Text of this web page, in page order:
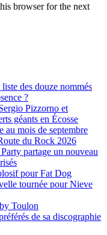
browser for the next
des douze nommés
?
Pizzorno et
géants en Écosse
au mois de septembre
du Rock 2026
partage un nouveau
pour Fat Dog
tournée pour Nieve
Toulon
de sa discographie